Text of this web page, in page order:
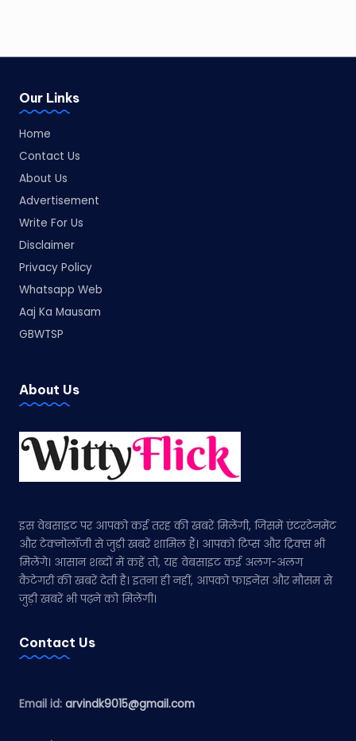
Our Links
Home
Contact Us
About Us
Advertisement
Write For Us
Disclaimer
Privacy Policy
Whatsapp Web
Aaj Ka Mausam
GBWTSP
About Us
इस वेबसाइट पर आपको कई तरह की खबरें मिलेंगी, जिसमें एंटरटेनमेंट
और टेक्नोलॉजी से जुड़ी खबरें शामिल हैं। आपको टिप्स और ट्रिक्स भी
मिलेंगे। आसान शब्दों में कहें तो, यह वेबसाइट कई अलग-अलग
कैटेगरी की खबरें देती है। इतना ही नहीं, आपको फाइनेंस और मौसम से
जुड़ी खबरें भी पढ़ने को मिलेंगी।
Contact Us
Email id: arvindk9015@gmail.com